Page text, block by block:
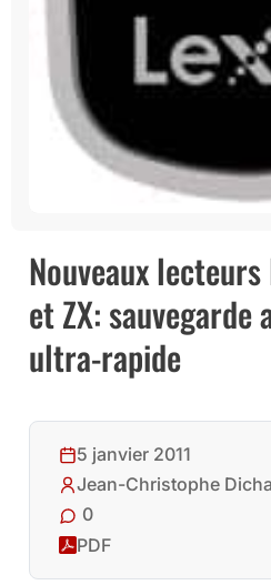
Nouveaux lecteurs
et ZX:
ultra-rapide
5 janvier 2011
Jean-Christophe
0
PDF